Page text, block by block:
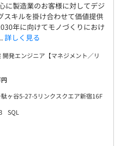
に製造業のお客様に対してデジ
スキルを掛け合わせて価値提供
年に向けてモノづくりにおけ
詳しく見る
開発エンジニア【マネジメント／リ
ヶ谷5-27-5リンクスクエア新宿16F
SQL